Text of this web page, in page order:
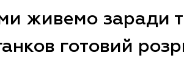
ми живемо заради
готовий